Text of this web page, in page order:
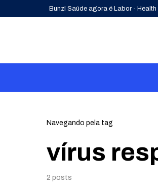
Bunzl Saúde agora é Labor -
Navegando pela tag
vírus
2 posts